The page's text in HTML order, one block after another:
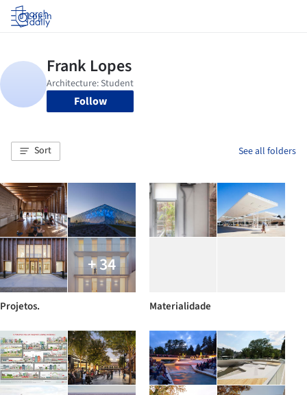
Log in
Follow
Sort See all folders
+ 34
Projetos. Materialidade